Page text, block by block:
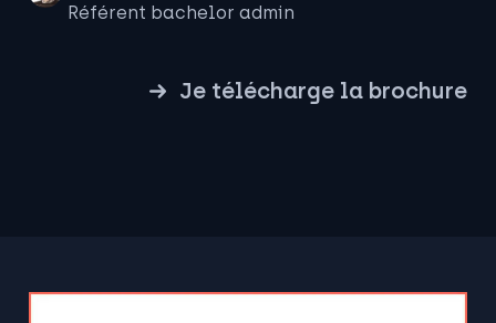
Référent bachelor admin
Je télécharge la brochure